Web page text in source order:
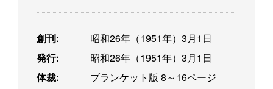
創刊:
昭和26年（1951年）3月1日
発行:
昭和26年（1951年）3月1日
体裁:
ブランケット版 8～16ページ